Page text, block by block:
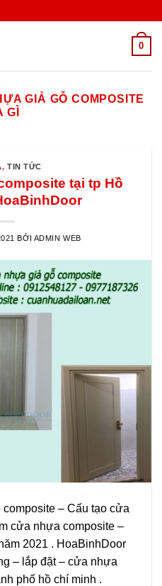
0
GIẢ GỖ COMPOSITE
GÌ
,TIN TỨC
tại tp Hồ
BỞI ADMIN WEB
– Cấu tạo cửa
cửa nhựa composite –
2021 . HoaBinhDoor
– lắp đặt – cửa nhựa
phố hồ chí minh .